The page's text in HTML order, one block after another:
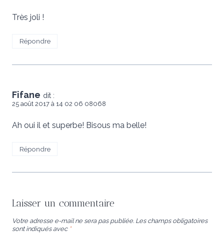
Très joli !
Répondre
Fifane dit :
25 août 2017 à 14 02 06 08068
Ah oui il et superbe! Bisous ma belle!
Répondre
Laisser un commentaire
Votre adresse e-mail ne sera pas publiée. Les champs obligatoires
sont indiqués avec *